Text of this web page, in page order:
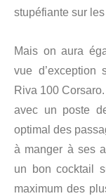
stupéfiante sur
Mais on aura
vue d’exception
Riva 100
avec un poste
optimal des
à manger à ses
un bon cocktail
maximum des